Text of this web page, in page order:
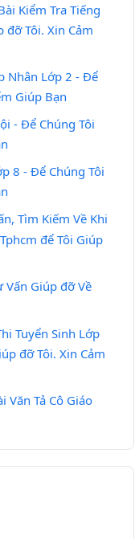
Kiểm Tra Tiếng
đỡ Tôi. Xin Cảm
Nhân Lớp 2 - Để
Giúp Bạn
- Để Chúng Tôi
8 - Để Chúng Tôi
Tìm Kiếm Về Khi
để Tôi Giúp
Vấn Giúp đỡ Về
Tuyển Sinh Lớp
đỡ Tôi. Xin Cảm
Văn Tả Cô Giáo